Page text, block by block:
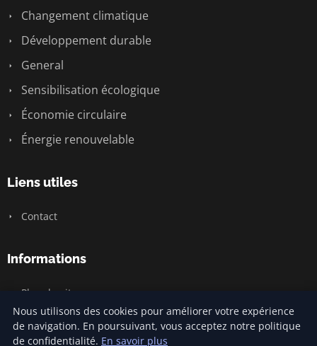
Changement climatique
Développement durable
General
Sensibilisation écologique
Économie circulaire
Énergie renouvelable
Liens utiles
Contact
Informations
Plan du site
Nous utilisons des cookies pour améliorer votre expérience
de navigation. En poursuivant, vous acceptez notre politique
de confidentialité. En savoir plus